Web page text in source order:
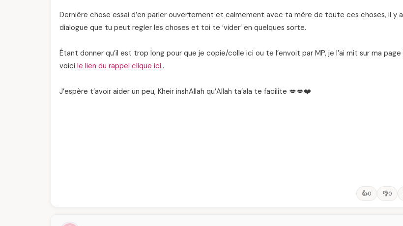
Dernière chose essai d’en parler ouvertement et calmement avec ta mère de toute ces choses, il y
dialogue que tu peut regler les choses et toi te ’vider’ en quelques sorte.
Étant donner qu’il est trop long pour que je copie/colle ici ou te l’envoit par MP, je l’ai mit sur ma
voici le lien du rappel clique ici..
J’espère t’avoir aider un peu, Kheir inshAllah qu’Allah ta’ala te facilite 💋💋❤️
👍0 👎0